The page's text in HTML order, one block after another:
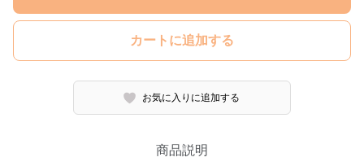
カートに追加する
お気に入りに追加する
商品説明